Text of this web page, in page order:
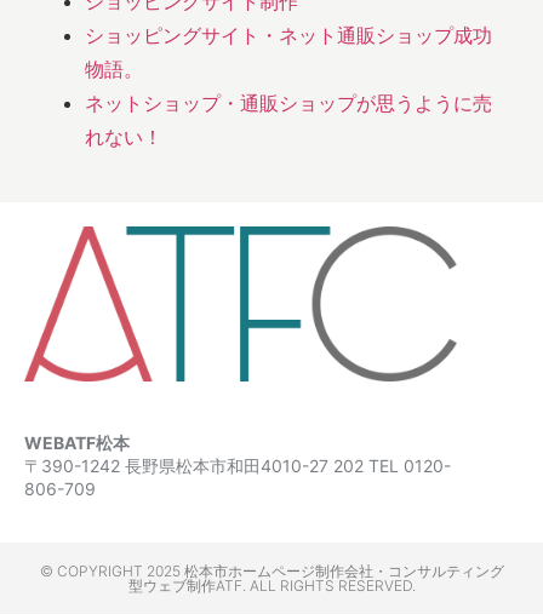
ショッピングサイト・ネット通販ショップ成功
物語。
ネットショップ・通販ショップが思うように売
れない！
WEBATF松本
〒390-1242 長野県松本市和田4010-27 202 TEL 0120-
806-709
© COPYRIGHT 2025 松本市ホームページ制作会社・コンサルティング
型ウェブ制作ATF. ALL RIGHTS RESERVED.